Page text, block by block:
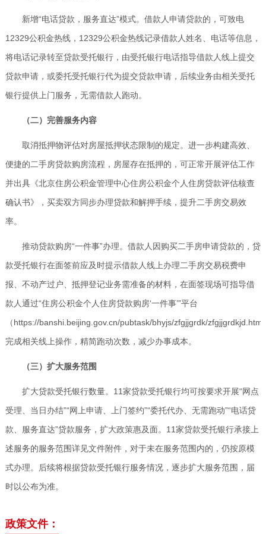
新增“电话贷款，服务直达”模式。借款人申请贷款的，可致电
12329公积金热线，12329公积金热线记录借款人姓名、电话等信息，
将电话记录转至贷款受托银行，由受托银行电话指导借款人线上提交
贷款申请，或委托受托银行代为提交贷款申请，后续业务由相关受托
银行提供上门服务，无需借款人跑动。
（二）完善服务内容
取消抵押物评估对房屋抵押状态限制的规定。进一步构建高效、
便捷的二手房贷款购房流程，房屋存在抵押的，可正常开展评估工作
并出具《北京住房公积金管理中心住房公积金个人住房贷款评估核查
确认书》，买卖双方同步办理贷款和解押手续，提升二手房交易效
率。
推动贷款购房“一件事”办理。借款人因购买二手房申请贷款的，贷
款受托银行在面签前应及时提示借款人线上办理二手房交易税费申
报、不动产过户、抵押登记业务需准备的材料，在面签现场可指导借
款人通过“住房公积金个人住房贷款购房‘一件事’”平台
（https://banshi.beijing.gov.cn/pubtask/bhyjs/zfgjjgrdk/zfgjjgrdkjd.html
完成相关线上操作，精简跑动次数，减少办事成本。
（三）扩大服务范围
扩大贷款受托银行数量。11家贷款受托银行均可按要求开展“网点
受理、当日办结”“网上申请、上门签约”“委托代办、无需跑动”“电话贷
款、服务直达”贷款服务，扩大政策惠及面。11家贷款受托银行承接上
述服务的服务范围详见文件附件，对于未在服务范围内的，仍按原模
式办理。后续将根据贷款受托银行服务情况，逐步扩大服务范围，届
时以公布为准。
政策文件：